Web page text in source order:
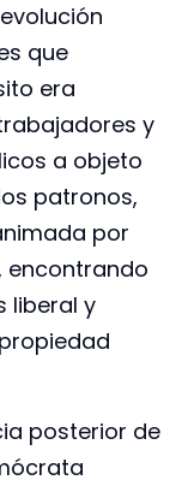
que
era
y
a objeto
patronos,
por
encontrando
liberal y
posterior de